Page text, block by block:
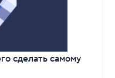
сделать самому